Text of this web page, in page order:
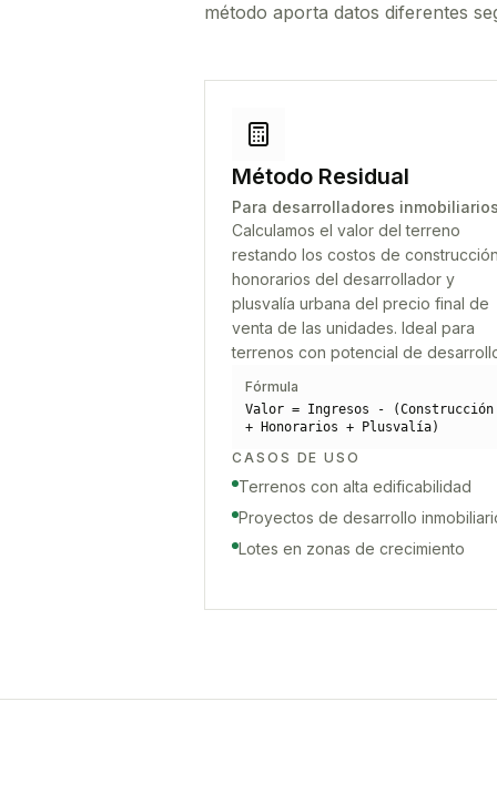
método aporta datos diferentes
Método Residual
Para desarrolladores
Calculamos el valor del terreno
restando los costos de
honorarios del desarrollador y
plusvalía urbana del precio final de
venta de las unidades. Ideal para
terrenos con potencial de
Fórmula
Valor = Ingresos - (Construcción
+ Honorarios + Plusvalía)
CASOS DE USO
Terrenos con alta edificabilidad
Proyectos de desarrollo
Lotes en zonas de crecimiento